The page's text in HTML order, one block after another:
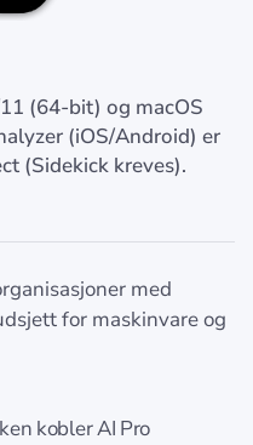
(64-bit) og macOS
(iOS/Android) er
(Sidekick kreves).
med
for maskinvare og
kobler AI Pro